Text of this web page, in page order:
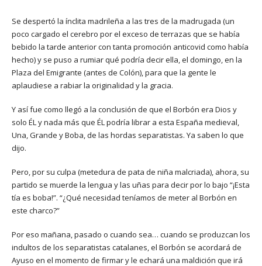
Se despertó la ínclita madrileña a las tres de la madrugada (un
poco cargado el cerebro por el exceso de terrazas que se había
bebido la tarde anterior con tanta promoción anticovid como había
hecho) y se puso a rumiar qué podría decir ella, el domingo, en la
Plaza del Emigrante (antes de Colón), para que la gente le
aplaudiese a rabiar la originalidad y la gracia.
Y así fue como llegó a la conclusión de que el Borbón era Dios y
solo ÉL y nada más que ÉL podría librar a esta España medieval,
Una, Grande y Boba, de las hordas separatistas. Ya saben lo que
dijo.
Pero, por su culpa (metedura de pata de niña malcriada), ahora, su
partido se muerde la lengua y las uñas para decir por lo bajo “¡Esta
tía es boba!”. “¿Qué necesidad teníamos de meter al Borbón en
este charco?”
Por eso mañana, pasado o cuando sea… cuando se produzcan los
indultos de los separatistas catalanes, el Borbón se acordará de
Ayuso en el momento de firmar y le echará una maldición que irá